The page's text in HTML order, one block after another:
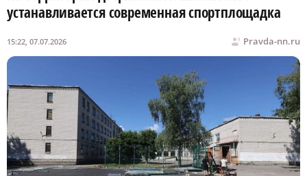
устанавливается современная спортплощадка
Pravda-nn.ru
15:22, 07.07.2026